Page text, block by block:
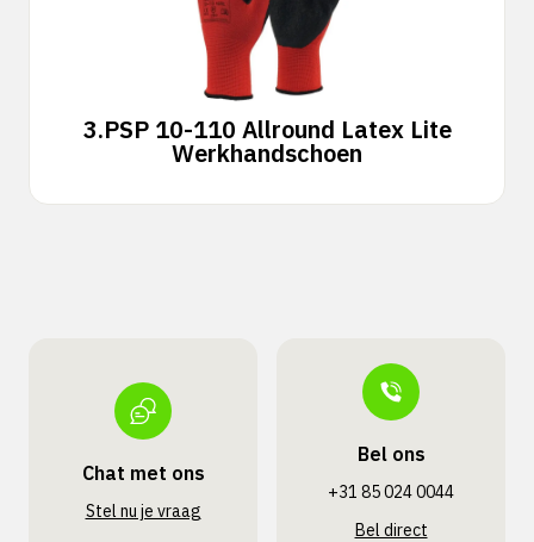
3.PSP 10-110 Allround Latex Lite
Werkhandschoen
Chat met ons
Stel nu je vraag
Bel ons
+31 85 024 0044
Bel direct